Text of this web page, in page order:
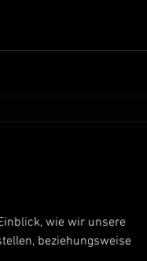
wie wir unsere
beziehungsweise